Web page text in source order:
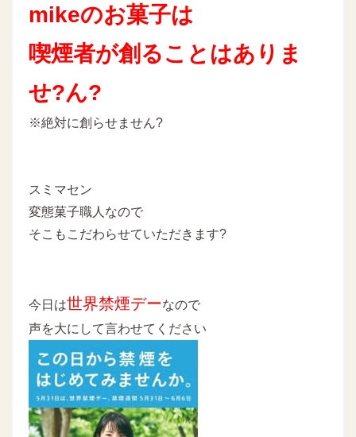
mikeのお菓子は
喫煙者が創ることはありま
せ?ん?
※絶対に創らせません?
スミマセン
変態菓子職人なので
そこもこだわらせていただきます?
今日は世界禁煙デーなので
声を大にして言わせてください